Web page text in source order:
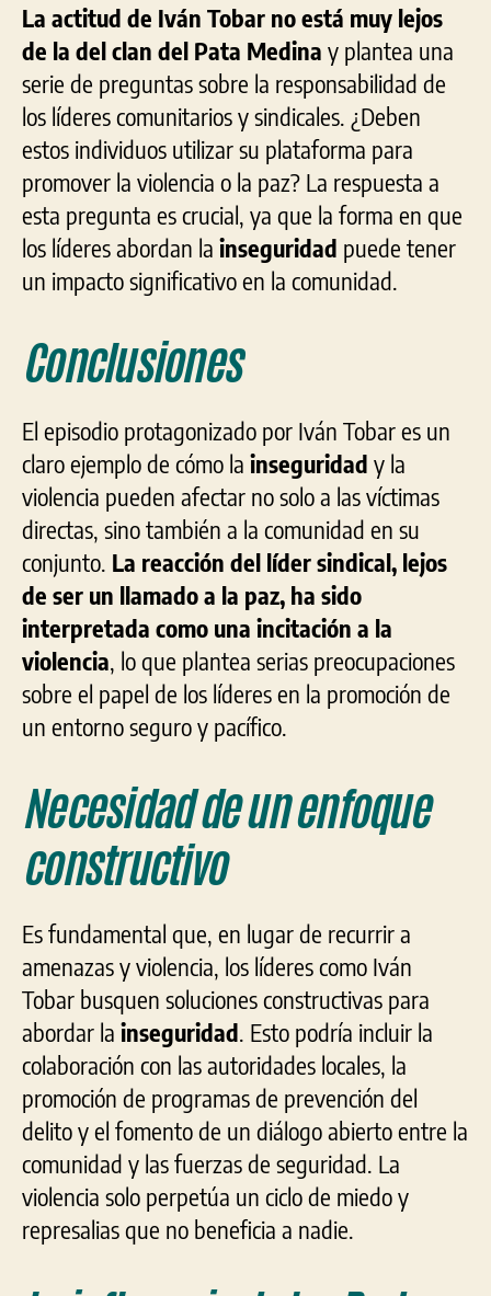
La actitud de Iván Tobar no está muy lejos
de la del clan del Pata Medina y plantea una
serie de preguntas sobre la responsabilidad de
los líderes comunitarios y sindicales. ¿Deben
estos individuos utilizar su plataforma para
promover la violencia o la paz? La respuesta a
esta pregunta es crucial, ya que la forma en que
los líderes abordan la inseguridad puede tener
un impacto significativo en la comunidad.
Conclusiones
El episodio protagonizado por Iván Tobar es un
claro ejemplo de cómo la inseguridad y la
violencia pueden afectar no solo a las víctimas
directas, sino también a la comunidad en su
conjunto. La reacción del líder sindical, lejos
de ser un llamado a la paz, ha sido
interpretada como una incitación a la
violencia, lo que plantea serias preocupaciones
sobre el papel de los líderes en la promoción de
un entorno seguro y pacífico.
Necesidad de un enfoque
constructivo
Es fundamental que, en lugar de recurrir a
amenazas y violencia, los líderes como Iván
Tobar busquen soluciones constructivas para
abordar la inseguridad. Esto podría incluir la
colaboración con las autoridades locales, la
promoción de programas de prevención del
delito y el fomento de un diálogo abierto entre la
comunidad y las fuerzas de seguridad. La
violencia solo perpetúa un ciclo de miedo y
represalias que no beneficia a nadie.